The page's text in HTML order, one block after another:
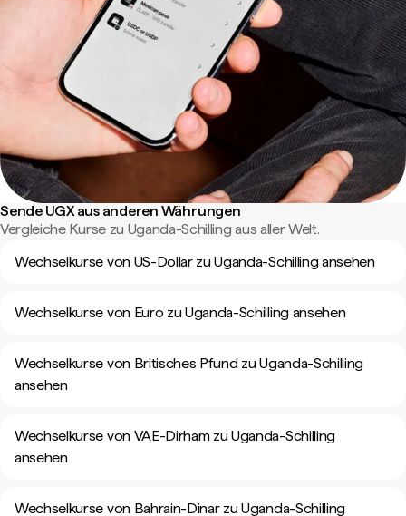
Sende UGX aus anderen Währungen
Vergleiche Kurse zu Uganda-Schilling aus aller Welt.
Wechselkurse von US-Dollar zu Uganda-Schilling ansehen
Wechselkurse von Euro zu Uganda-Schilling ansehen
Wechselkurse von Britisches Pfund zu Uganda-Schilling
ansehen
Wechselkurse von VAE-Dirham zu Uganda-Schilling
ansehen
Wechselkurse von Bahrain-Dinar zu Uganda-Schilling